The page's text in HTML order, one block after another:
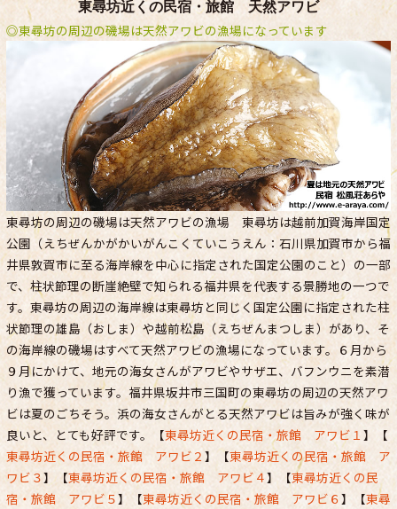
東尋坊近くの民宿・旅館 天然アワビ
◎東尋坊の周辺の磯場は天然アワビの漁場になっています
東尋坊の周辺の磯場は天然アワビの漁場 東尋坊は越前加賀海岸国定
公園（えちぜんかがかいがんこくていこうえん：石川県加賀市から福
井県敦賀市に至る海岸線を中心に指定された国定公園のこと）の一部
で、柱状節理の断崖絶壁で知られる福井県を代表する景勝地の一つで
す。東尋坊の周辺の海岸線は東尋坊と同じく国定公園に指定された柱
状節理の雄島（おしま）や越前松島（えちぜんまつしま）があり、そ
の海岸線の磯場はすべて天然アワビの漁場になっています。６月から
９月にかけて、地元の海女さんがアワビやサザエ、バフンウニを素潜
り漁で獲っています。福井県坂井市三国町の東尋坊の周辺の天然アワ
ビは夏のごちそう。浜の海女さんがとる天然アワビは旨みが強く味が
良いと、とても好評です。【東尋坊近くの民宿・旅館 アワビ１】【
東尋坊近くの民宿・旅館 アワビ２】【東尋坊近くの民宿・旅館 ア
ワビ３】【東尋坊近くの民宿・旅館 アワビ４】【東尋坊近くの民
宿・旅館 アワビ５】【東尋坊近くの民宿・旅館 アワビ６】【東尋